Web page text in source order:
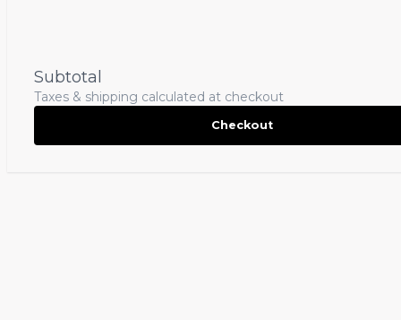
Subtotal
Taxes & shipping calculated at checkout
Checkout